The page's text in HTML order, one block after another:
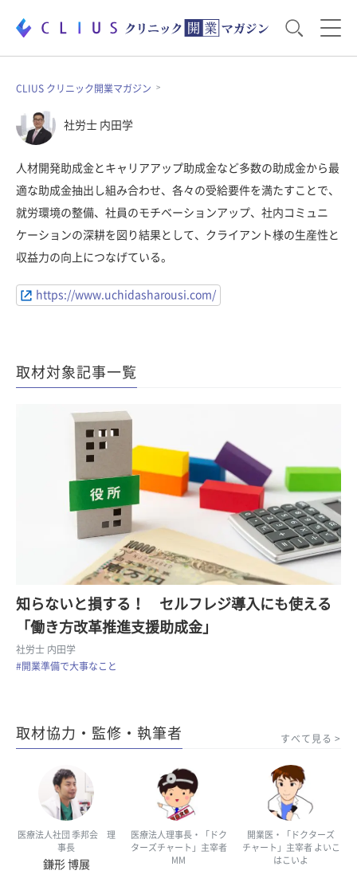
お役立ち資料
開業医のリアル
集患のコツ
CLIUS クリニック開業マガジン
社労士 内田学
人材開発助成金とキャリアアップ助成金など多数の助成金から最
適な助成金抽出し組み合わせ、各々の受給要件を満たすことで、
就労環境の整備、社員のモチベーションアップ、社内コミュニ
ケーションの深耕を図り結果として、クライアント様の生産性と
収益力の向上につなげている。
https://www.uchidasharousi.com/
取材対象記事一覧
知らないと損する！ セルフレジ導入にも使える
「働き方改革推進支援助成金」
社労士 内田学
#開業準備で大事なこと
取材協力・監修・執筆者 すべて見る
医療法人社団 季邦会 理
事長
鎌形 博展
医療法人理事長・「ドク
ターズチャート」主宰者
MM
開業医・「ドクターズ
チャート」主宰者 よいこ
はこいよ